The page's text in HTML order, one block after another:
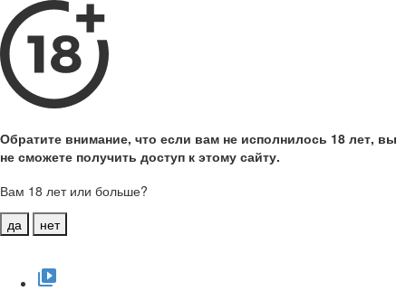
Обратите внимание, что если вам не исполнилось 18 лет, вы
не сможете получить доступ к этому сайту.
Вам 18 лет или больше?
да
нет